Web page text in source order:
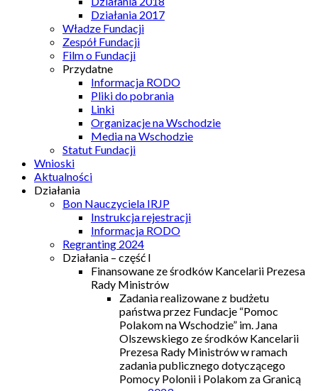
Działania 2017
Władze Fundacji
Zespół Fundacji
Film o Fundacji
Przydatne
Informacja RODO
Pliki do pobrania
Linki
Organizacje na Wschodzie
Media na Wschodzie
Statut Fundacji
Wnioski
Aktualności
Działania
Bon Nauczyciela IRJP
Instrukcja rejestracji
Informacja RODO
Regranting 2024
Działania – część I
Finansowane ze środków Kancelarii Prezesa
Rady Ministrów
Zadania realizowane z budżetu
państwa przez Fundacje “Pomoc
Polakom na Wschodzie” im. Jana
Olszewskiego ze środków Kancelarii
Prezesa Rady Ministrów w ramach
zadania publicznego dotyczącego
Pomocy Polonii i Polakom za Granicą